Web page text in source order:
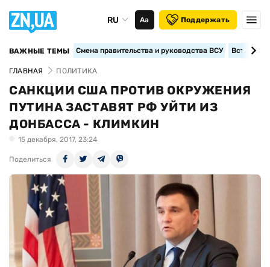
RU Аа Поддержать
ВАЖНЫЕ ТЕМЫ Смена правительства и руководства ВСУ
ГЛАВНАЯ ПОЛИТИКА
САНКЦИИ США ПРОТИВ ОКРУЖЕНИЯ
ПУТИНА ЗАСТАВЯТ РФ УЙТИ ИЗ
ДОНБАССА - КЛИМКИН
15 декабря, 2017, 23:24
Поделиться